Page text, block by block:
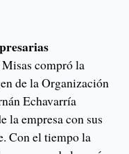
compró la
de la Organización
Echavarría
la empresa con sus
Con el tiempo la